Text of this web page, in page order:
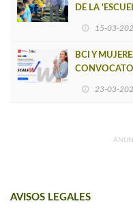
DE LA
15-03-
BCI Y
23-03-
AVISOS LEGALES